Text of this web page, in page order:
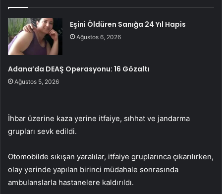
Eşini Öldüren Sanığa 24 Yıl Hapis
Ağustos 6, 2026
Adana’da DEAŞ Operasyonu: 16 Gözaltı
Ağustos 5, 2026
İhbar üzerine kaza yerine itfaiye, sıhhat ve jandarma
grupları sevk edildi.
Otomobilde sıkışan yaralılar, itfaiye gruplarınca çıkarılırken,
olay yerinde yapılan birinci müdahale sonrasında
ambulanslarla hastanelere kaldırıldı.